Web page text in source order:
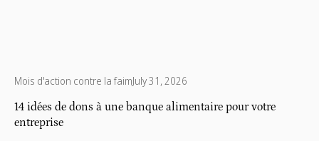
Mois d'action contre la faimJuly 31, 2026
14 idées de dons à une banque alimentaire pour votre
entreprise